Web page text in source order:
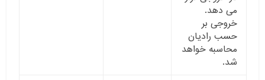
می دهد.
خروجی بر
حسب رادیان
محاسبه خواهد
شد.